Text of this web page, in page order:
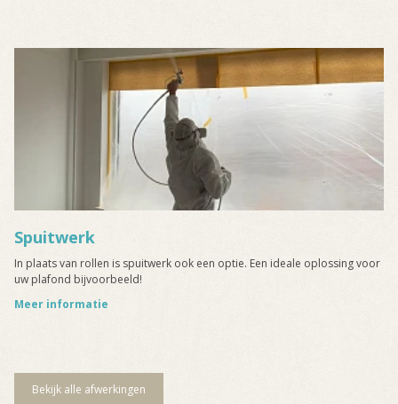
Spuitwerk
In plaats van rollen is spuitwerk ook een optie. Een ideale oplossing voor
uw plafond bijvoorbeeld!
Meer informatie
Bekijk alle afwerkingen